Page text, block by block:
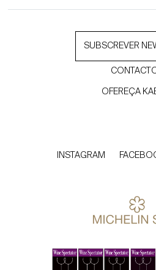
SUBSCREVER
OFEREÇA
INSTAGRAM